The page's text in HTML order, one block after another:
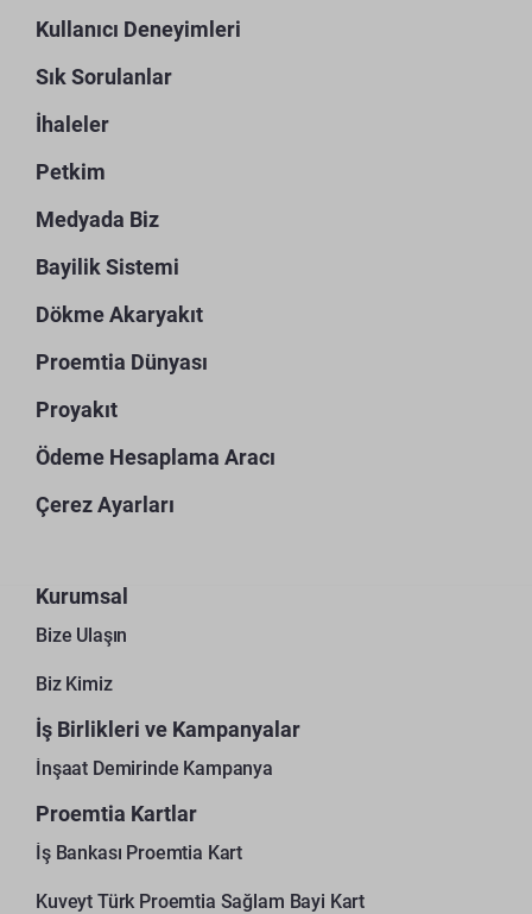
Kullanıcı Deneyimleri
Sık Sorulanlar
İhaleler
Petkim
Medyada Biz
Bayilik Sistemi
Dökme Akaryakıt
Proemtia Dünyası
Proyakıt
Ödeme Hesaplama Aracı
Çerez Ayarları
Kurumsal
Bize Ulaşın
Biz Kimiz
İş Birlikleri ve Kampanyalar
İnşaat Demirinde Kampanya
Proemtia Kartlar
İş Bankası Proemtia Kart
Kuveyt Türk Proemtia Sağlam Bayi Kart